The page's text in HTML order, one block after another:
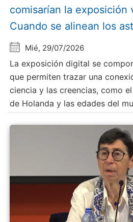
comisarían la exposición
Cuando se alinean los
Mié, 29/07/2026
La exposición digital se
que permiten trazar una
ciencia y las creencias, como
de Holanda y las edades del